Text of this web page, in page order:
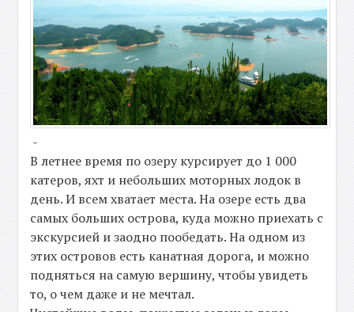
-
В летнее время по озеру курсирует до 1 000
катеров, яхт и небольших моторных лодок в
день. И всем хватает места. На озере есть два
самых больших острова, куда можно приехать с
экскурсией и заодно пообедать. На одном из
этих островов есть канатная дорога, и можно
подняться на самую вершину, чтобы увидеть
то, о чем даже и не мечтал.